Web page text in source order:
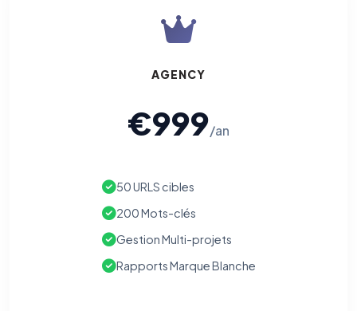
AGENCY
€999/an
50 URLS cibles
200 Mots-clés
Gestion Multi-projets
Rapports Marque Blanche